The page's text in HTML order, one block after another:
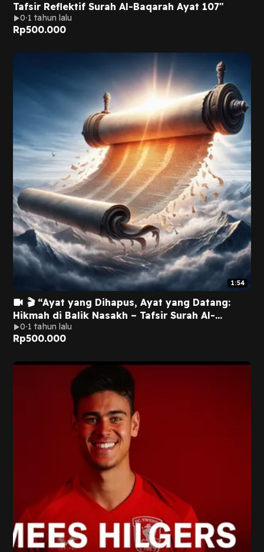
Tafsir Reflektif Surah Al-Baqarah Ayat 107"
0 1 tahun lalu
Rp500.000
1:54
🎬 “Ayat yang Dihapus, Ayat yang Datang:
Hikmah di Balik Nasakh – Tafsir Surah Al-
Baqarah 106”
0 1 tahun lalu
Rp500.000